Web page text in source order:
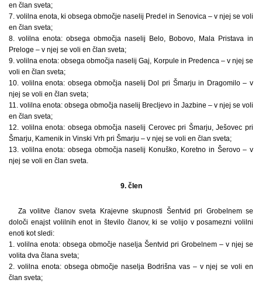
en član sveta;
7. volilna enota, ki obsega območje naselij Predel in Senovica – v njej se voli
en član sveta;
8. volilna enota: obsega območja naselij Belo, Bobovo, Mala Pristava in
Preloge – v njej se voli en član sveta;
9. volilna enota: obsega območja naselij Gaj, Korpule in Predenca – v njej se
voli en član sveta;
10. volilna enota: obsega območja naselij Dol pri Šmarju in Dragomilo – v
njej se voli en član sveta;
11. volilna enota: obsega območja naselij Brecljevo in Jazbine – v njej se voli
en član sveta;
12. volilna enota: obsega območja naselij Cerovec pri Šmarju, Ješovec pri
Šmarju, Kamenik in Vinski Vrh pri Šmarju – v njej se voli en član sveta;
13. volilna enota: obsega območja naselij Konuško, Koretno in Šerovo – v
njej se voli en član sveta.
9. člen
Za volitve članov sveta Krajevne skupnosti Šentvid pri Grobelnem se
določi enajst volilnih enot in število članov, ki se volijo v posamezni volilni
enoti kot sledi:
1. volilna enota: obsega območje naselja Šentvid pri Grobelnem – v njej se
volita dva člana sveta;
2. volilna enota: obsega območje naselja Bodrišna vas – v njej se voli en
član sveta;